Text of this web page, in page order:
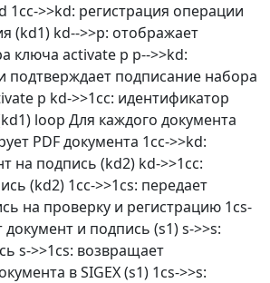
1cc->>kd: регистрация операции
(kd1) kd-->>p: отображает
ключа activate p p-->>kd:
подтверждает подписание набора
p kd->>1cc: идентификатор
loop Для каждого документа
PDF документа 1cc->>kd:
на подпись (kd2) kd->>1cc:
(kd2) 1cc->>1cs: передает
на проверку и регистрацию 1cs-
документ и подпись (s1) s->>s:
s->>1cs: возвращает
в SIGEX (s1) 1cs->>s: